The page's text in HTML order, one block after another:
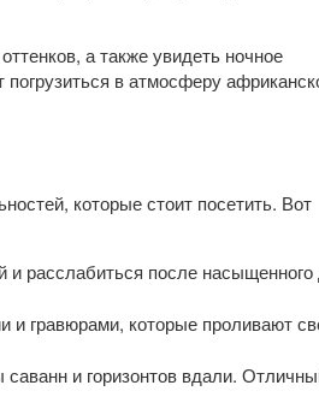
а также увидеть ночное
в атмосферу
которые стоит посетить. Вот
и расслабиться после насыщенного
и гравюрами, которые проливают
и горизонтов вдали.